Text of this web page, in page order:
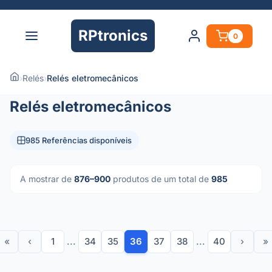
RPtronics 0
›Relés›Relés eletromecânicos
Relés eletromecânicos
985 Referências disponíveis
A mostrar de 876–900 produtos de um total de 985
« ‹ 1 ... 34 35 36 37 38 ... 40 › »